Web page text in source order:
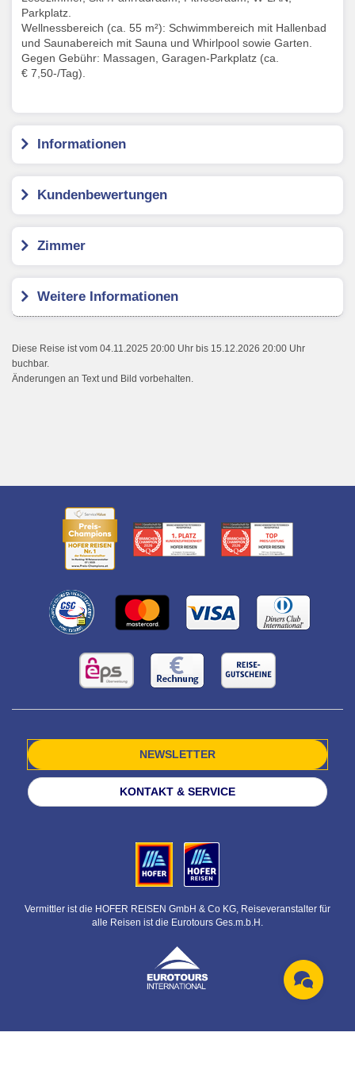
Parkplatz.
Wellnessbereich (ca. 55 m²): Schwimmbereich mit Hallenbad
und Saunabereich mit Sauna und Whirlpool sowie Garten.
Gegen Gebühr: Massagen, Garagen-Parkplatz (ca.
€ 7,50-/Tag).
Informationen
Kundenbewertungen
Zimmer
Weitere Informationen
Diese Reise ist vom 04.11.2025 20:00 Uhr bis 15.12.2026 20:00 Uhr
buchbar.
Änderungen an Text und Bild vorbehalten.
NEWSLETTER
KONTAKT & SERVICE
Vermittler ist die HOFER REISEN GmbH & Co KG, Reiseveranstalter für
alle Reisen ist die Eurotours Ges.m.b.H.